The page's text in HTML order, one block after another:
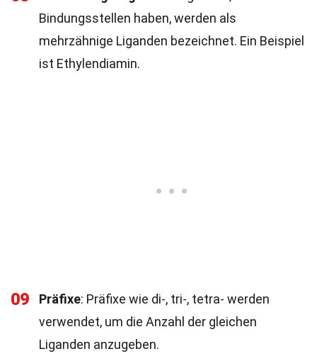
Bindungsstellen haben, werden als
mehrzähnige Liganden bezeichnet. Ein Beispiel
ist Ethylendiamin.
09 Präfixe: Präfixe wie di-, tri-, tetra- werden
verwendet, um die Anzahl der gleichen
Liganden anzugeben.